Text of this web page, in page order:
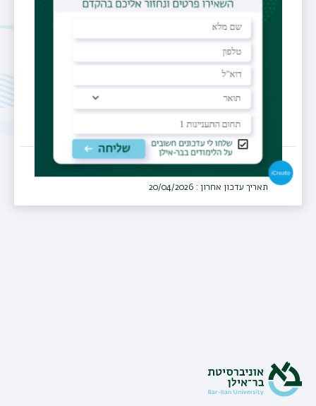
מחלקה
ילדים
תאריך עדכון אחרון : 20/04/2026